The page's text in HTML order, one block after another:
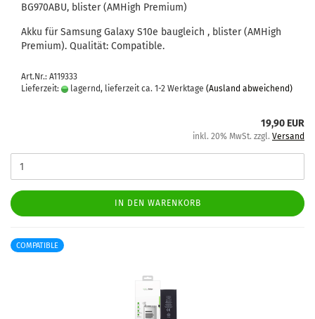
BG970ABU, blis­ter (AM­High Pre­mi­um)
Akku für Sam­sung Ga­la­xy S10e bau­gleich , blis­ter (AM­High
Pre­mi­um). Qua­li­tät: Com­pa­ti­ble.
Art.Nr.: A119333
Lieferzeit:
lagernd, lieferzeit ca. 1-2 Werktage (Ausland abweichend)
19,90 EUR
inkl. 20% MwSt. zzgl. Versand
IN DEN WARENKORB
COMPATIBLE